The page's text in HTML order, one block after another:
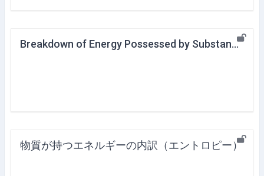
Breakdown of Energy Possessed by Substance (Entropy)
物質が持つエネルギーの内訳（エントロピー）